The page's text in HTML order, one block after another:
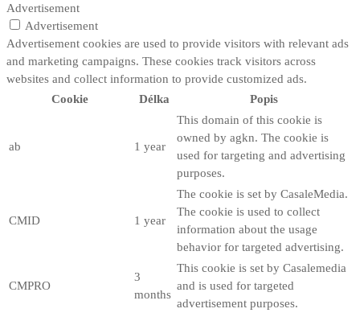
Advertisement
Advertisement
Advertisement cookies are used to provide visitors with relevant ads
and marketing campaigns. These cookies track visitors across
websites and collect information to provide customized ads.
Cookie
Délka Popis
ab 1 year
This domain of this cookie is
owned by agkn. The cookie is
used for targeting and advertising
purposes.
CMID 1 year
The cookie is set by CasaleMedia.
The cookie is used to collect
information about the usage
behavior for targeted advertising.
CMPRO
3
months
This cookie is set by Casalemedia
and is used for targeted
advertisement purposes.